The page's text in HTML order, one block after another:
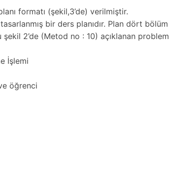
formatı (şekil,3’de) verilmiştir.
bir ders planıdır. Plan dört bölüm
2’de (Metod no : 10) açıklanan problem
İşlemi
öğrenci